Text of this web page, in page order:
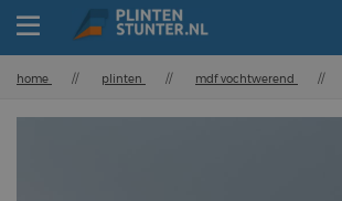
home // plinten // mdf vochtwerend //